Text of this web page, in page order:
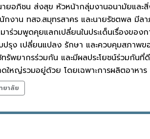
ยอภิชน ส่งสุข หัวหน้ากลุ่มงานอนามัยแล
งาน ทสจ.สมุทรสาคร และนายรัชตพล มี
ร่วมพูดคุยแลกเปลี่ยนในประเด็นเรื่องขอ
ปรุง เปลี่ยนแปลง รักษา และควบคุมสภาพ
พยากรร่วมกัน และมีผลประโยชน์ร่วมกัน
ใหญ่รวมอยู่ด้วย โดยเฉพาะการผลิตอาหาร
ยาลัย